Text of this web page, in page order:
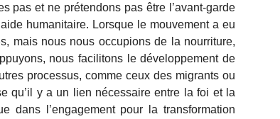
pas et ne prétendons pas être l’avant-garde
humanitaire. Lorsque le mouvement a eu
mais nous nous occupions de la nourriture,
nous facilitons le développement de
processus, comme ceux des migrants ou
qu’il y a un lien nécessaire entre la foi et la
dans l’engagement pour la transformation